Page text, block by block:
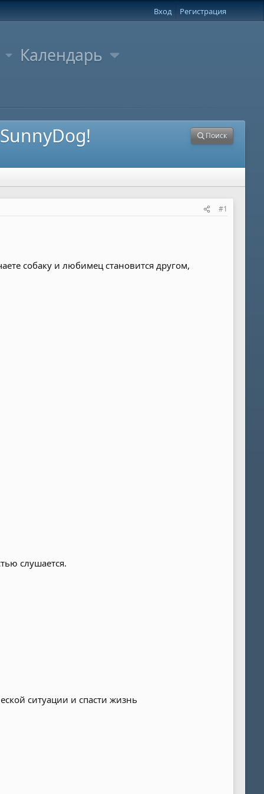
Вход Регистрация
Календарь
Поиск
#1
собаку и любимец становится другом,
слушается.
ситуации и спасти жизнь